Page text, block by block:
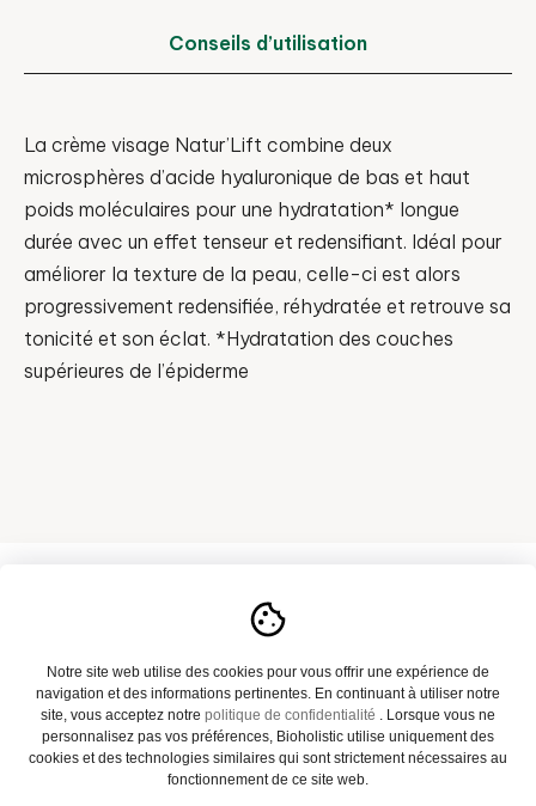
Conseils d’utilisation
La crème visage Natur’Lift combine deux
microsphères d’acide hyaluronique de bas et haut
poids moléculaires pour une hydratation* longue
durée avec un effet tenseur et redensifiant. Idéal pour
améliorer la texture de la peau, celle-ci est alors
progressivement redensifiée, réhydratée et retrouve sa
tonicité et son éclat. *Hydratation des couches
supérieures de l’épiderme
Notre catalogue
Actualités
Notre site web utilise des cookies pour vous offrir une expérience de
navigation et des informations pertinentes. En continuant à utiliser notre
site, vous acceptez notre politique de confidentialité . Lorsque vous ne
personnalisez pas vos préférences, Bioholistic utilise uniquement des
cookies et des technologies similaires qui sont strictement nécessaires au
fonctionnement de ce site web.